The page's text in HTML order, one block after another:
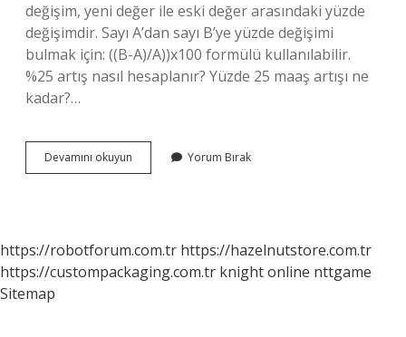
değişim, yeni değer ile eski değer arasındaki yüzde
değişimdir. Sayı A’dan sayı B’ye yüzde değişimi
bulmak için: ((B-A)/A))x100 formülü kullanılabilir.
%25 artış nasıl hesaplanır? Yüzde 25 maaş artışı ne
kadar?…
Devamını okuyun
Artış
Yorum Bırak
https://robotforum.com.tr https://hazelnutstore.com.tr
https://custompackaging.com.tr knight online nttgame
Sitemap